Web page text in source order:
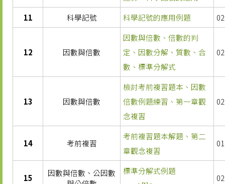
11 科學記號 科學記號的應用例題
12 因數與倍數
因數與倍數、倍數的判
定、因數分解、質數、合
數、標準分解式
13 因數與倍數
檢討考前複習題本、因數
倍數例題練習、第一章觀
念複習
14 考前複習
考前複習題本解題、第二
章觀念複習
15
因數與倍數、公因數
標準分解式例題